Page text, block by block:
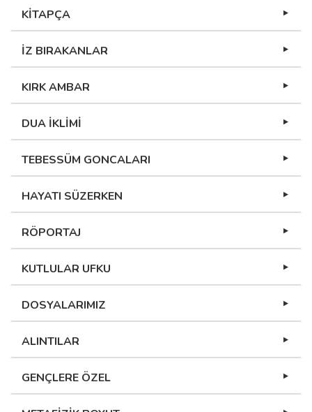
KİTAPÇA
İZ BIRAKANLAR
KIRK AMBAR
DUA İKLİMİ
TEBESSÜM GONCALARI
HAYATI SÜZERKEN
RÖPORTAJ
KUTLULAR UFKU
DOSYALARIMIZ
ALINTILAR
GENÇLERE ÖZEL